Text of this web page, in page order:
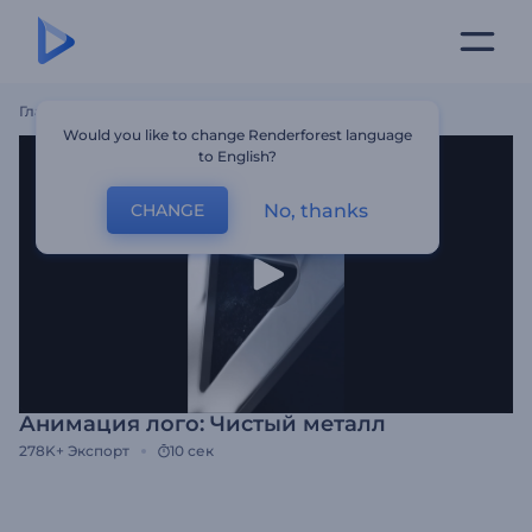
Главная
Анимация лого: Чистый металл
278K+ Экспорт 10 сек
Would you like to change Renderforest language
to English?
CHANGE No, thanks